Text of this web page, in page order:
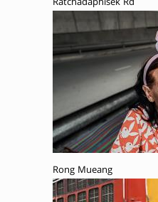
Rong Mueang